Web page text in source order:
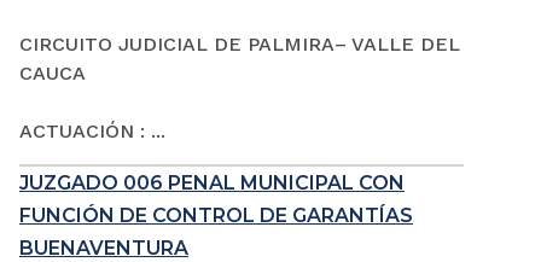
CIRCUITO JUDICIAL DE PALMIRA– VALLE DEL
CAUCA
ACTUACIÓN : ...
JUZGADO 006 PENAL MUNICIPAL CON
FUNCIÓN DE CONTROL DE GARANTÍAS
BUENAVENTURA